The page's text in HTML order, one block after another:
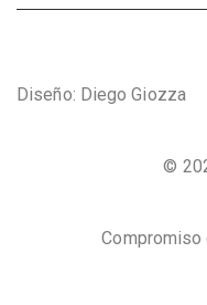
Diseño: Diego Giozza
©